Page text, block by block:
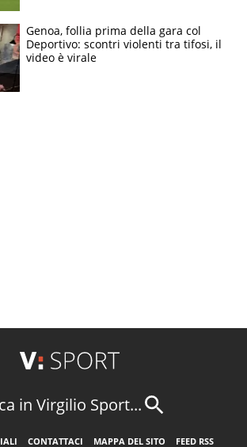
Genoa, follia prima della gara col
Deportivo: scontri violenti tra tifosi, il
video è virale
in Virgilio Sport...
CONTATTACI MAPPA DEL SITO FEED RSS